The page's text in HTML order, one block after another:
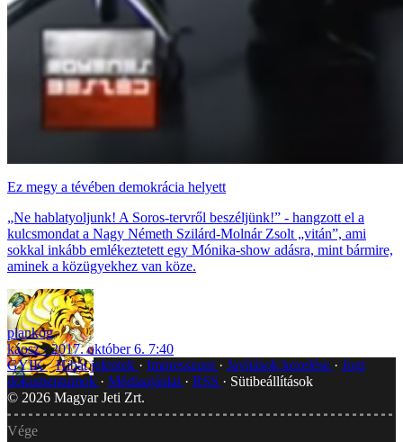
Ez megy a tévében demokrácia helyett
„Ne hablatyoljunk! A Soros-tervről beszéljünk!” - hangzott el a
kulcsmondat a Nagy Németh Szilárd-Molnár Zsolt „vitán”, ami
sokkal inkább emlékeztetett egy Mónika-show adásra, mint bármire,
aminek a közügyekhez van köze.
plankog
káosz
2017. október 6. 7:40
GYIK Hibát jelentek Impresszum Javítások kezelése
Jogi
dokumentumok
Médiaajánlat RSS
Sütibeállítások
© 2026 Magyar Jeti Zrt.
Vége